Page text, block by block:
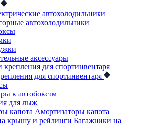
автохолодильники
автохолодильники
аксессуары
для спортинвентаря
к автобоксам
для лыж
Амортизаторы капота
Багажники на